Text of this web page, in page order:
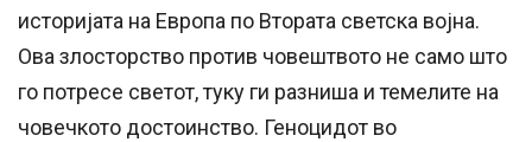
историјата на Европа по Втората светска војна.
Ова злосторство против човештвото не само што
го потресе светот, туку ги разниша и темелите на
човечкото достоинство. Геноцидот во